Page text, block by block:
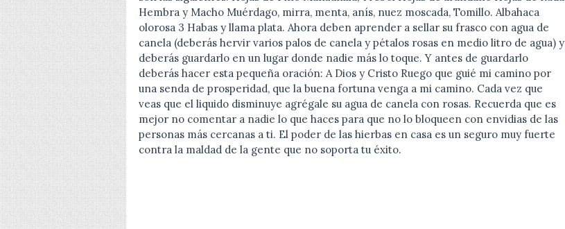
Hembra y Macho Muérdago, mirra, menta, anís, nuez moscada, Tomillo. Albahaca
olorosa 3 Habas y llama plata. Ahora deben aprender a sellar su frasco con agua de
canela (deberás hervir varios palos de canela y pétalos rosas en medio litro de agua) y
deberás guardarlo en un lugar donde nadie más lo toque. Y antes de guardarlo
deberás hacer esta pequeña oración: A Dios y Cristo Ruego que guié mi camino por
una senda de prosperidad, que la buena fortuna venga a mi camino. Cada vez que
veas que el liquido disminuye agrégale su agua de canela con rosas. Recuerda que es
mejor no comentar a nadie lo que haces para que no lo bloqueen con envidias de las
personas más cercanas a ti. El poder de las hierbas en casa es un seguro muy fuerte
contra la maldad de la gente que no soporta tu éxito.